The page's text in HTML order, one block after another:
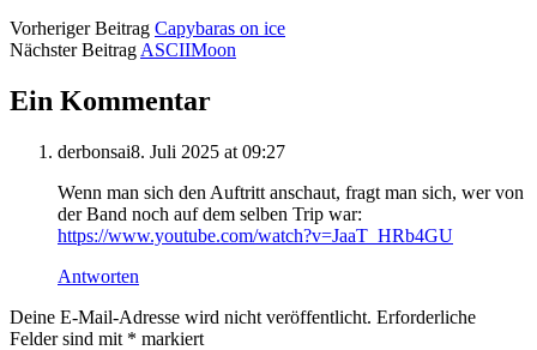
Vorheriger Beitrag Capybaras on ice
Nächster BeitragASCIIMoon
Ein Kommentar
derbonsai8. Juli 2025 at 09:27
Wenn man sich den Auftritt anschaut, fragt man sich, wer von
der Band noch auf dem selben Trip war:
https://www.youtube.com/watch?v=JaaT_HRb4GU
Antworten
Deine E-Mail-Adresse wird nicht veröffentlicht. Erforderliche
Felder sind mit * markiert